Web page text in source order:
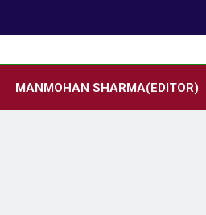
MANMOHAN SHARMA(EDITOR)